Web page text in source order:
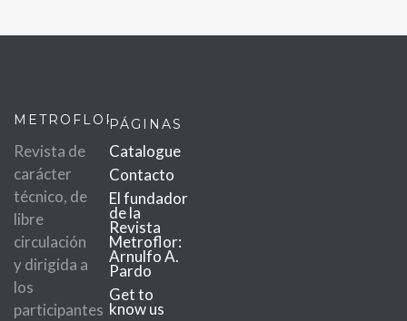
METROFLOR
Revista de
carácter
técnico, de
libre
circulación
y dirigida a
los
participantes
PÁGINAS
Catalogue
Contacto
El fundador
de la
Revista
Metroflor:
Arnulfo A.
Pardo
Get to
know us